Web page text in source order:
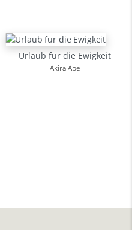
Urlaub für die Ewigkeit
Akira Abe